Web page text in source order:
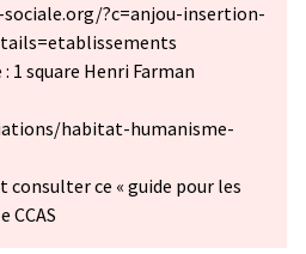
?c=anjou-insertion-
square Henri Farman
habitat-humanisme-
consulter ce « guide pour les
CCAS